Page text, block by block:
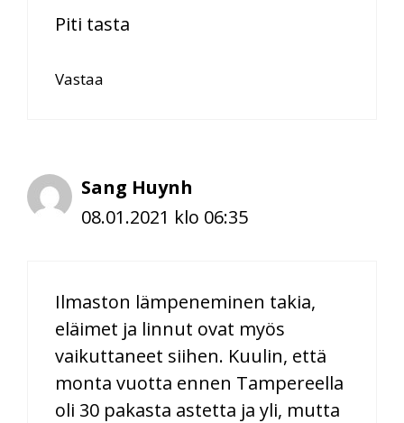
Piti tasta
Vastaa
Sang Huynh
08.01.2021 klo 06:35
Ilmaston lämpeneminen takia,
eläimet ja linnut ovat myös
vaikuttaneet siihen. Kuulin, että
monta vuotta ennen Tampereella
oli 30 pakasta astetta ja yli, mutta